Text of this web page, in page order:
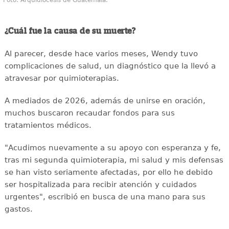
¿Cuál fue la causa de su muerte?
Al parecer, desde hace varios meses, Wendy tuvo
complicaciones de salud, un diagnóstico que la llevó a
atravesar por quimioterapias.
A mediados de 2026, además de unirse en oración,
muchos buscaron recaudar fondos para sus
tratamientos médicos.
"Acudimos nuevamente a su apoyo con esperanza y fe,
tras mi segunda quimioterapia, mi salud y mis defensas
se han visto seriamente afectadas, por ello he debido
ser hospitalizada para recibir atención y cuidados
urgentes", escribió en busca de una mano para sus
gastos.